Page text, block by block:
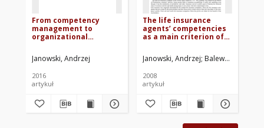
From competency
management to
organizational
for live insurance
industry in Central
Janowski, Andrzej
2016
artykuł
The life insurance
agents’ competencies
as a main criterion of
companies
effectiveness-the
factor
Janowski, Andrzej Balewski, Błażej
2008
artykuł